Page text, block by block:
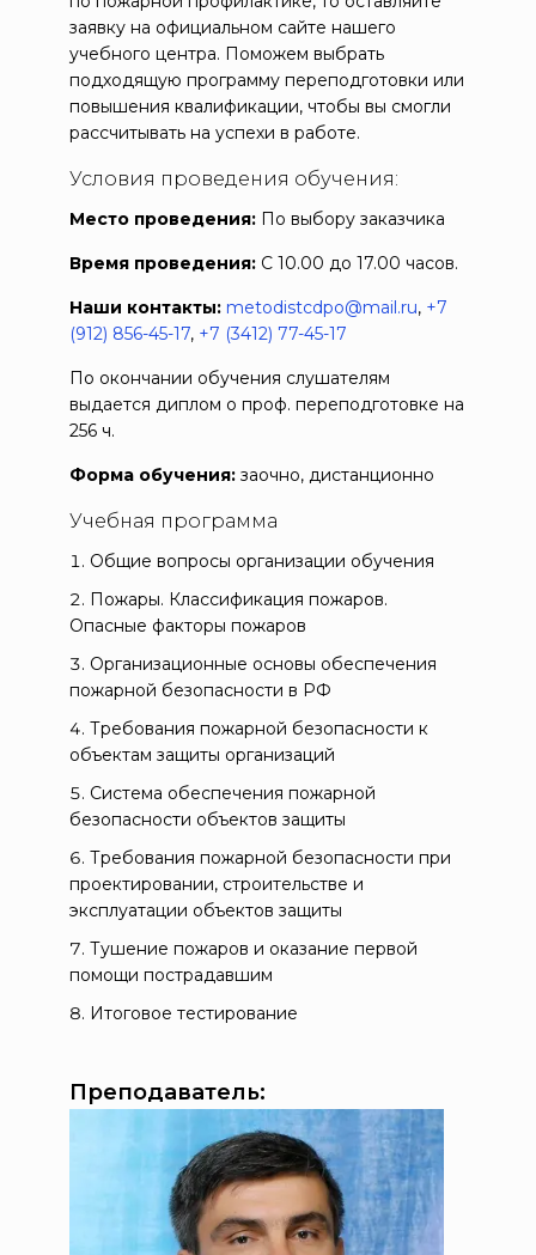
заявку на официальном сайте нашего
учебного центра. Поможем выбрать
подходящую программу переподготовки или
повышения квалификации, чтобы вы смогли
рассчитывать на успехи в работе.
Условия проведения обучения:
Место проведения: По выбору заказчика
Время проведения: С 10.00 до 17.00 часов.
Наши контакты: metodistcdpo@mail.ru, +7
(912) 856-45-17, +7 (3412) 77-45-17
По окончании обучения слушателям
выдается диплом о проф. переподготовке на
256 ч.
Форма обучения: заочно, дистанционно
Учебная программа
Общие вопросы организации обучения
Пожары. Классификация пожаров.
Опасные факторы пожаров
Организационные основы обеспечения
пожарной безопасности в РФ
Требования пожарной безопасности к
объектам защиты организаций
Система обеспечения пожарной
безопасности объектов защиты
Требования пожарной безопасности при
проектировании, строительстве и
эксплуатации объектов защиты
Тушение пожаров и оказание первой
помощи пострадавшим
Итоговое тестирование
Преподаватель: